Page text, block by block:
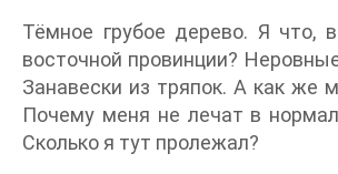
Тёмное грубое дерево. Я что,
восточной провинции?
Занавески из тряпок. А как же
Почему меня не лечат в
Сколько я тут пролежал?